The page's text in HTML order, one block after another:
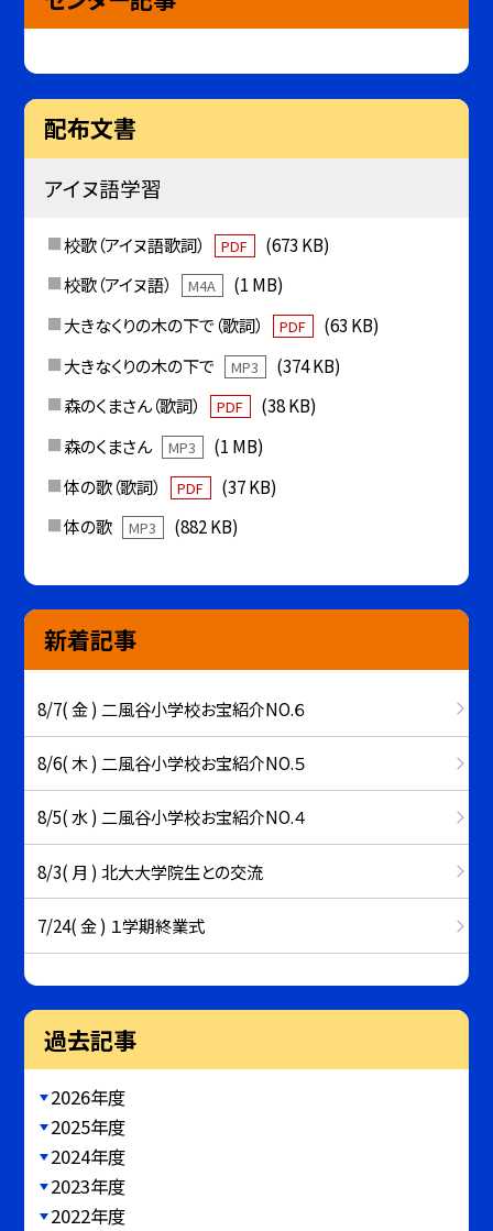
配布文書
アイヌ語学習
校歌（アイヌ語歌詞） PDF
(673 KB)
校歌（アイヌ語）
M4A
(1 MB)
大きなくりの木の下で（歌詞）
PDF
(63 KB)
大きなくりの木の下で
MP3
(374 KB)
森のくまさん（歌詞）
PDF
(38 KB)
森のくまさん
MP3
(1 MB)
体の歌（歌詞）
PDF
(37 KB)
体の歌
MP3 (882 KB)
新着記事
8/7( 金 ) 二風谷小学校お宝紹介NO.６
8/6( 木 ) 二風谷小学校お宝紹介NO.５
8/5( 水 ) 二風谷小学校お宝紹介NO.４
8/3( 月 ) 北大大学院生との交流
7/24( 金 ) １学期終業式
過去記事
2026年度
2025年度
2024年度
2023年度
2022年度